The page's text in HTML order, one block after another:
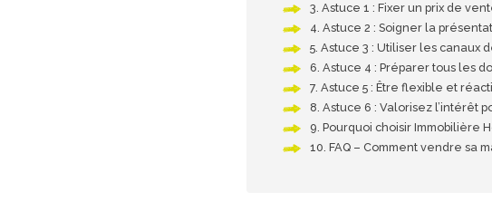
Astuce 1 : Fixer un prix de
Astuce 2 : Soigner la
Astuce 3 : Utiliser les canaux
Astuce 4 : Préparer tous les
Astuce 5 : Être flexible et
Astuce 6 : Valorisez l’intérêt
Pourquoi choisir Immobilière
FAQ – Comment vendre sa